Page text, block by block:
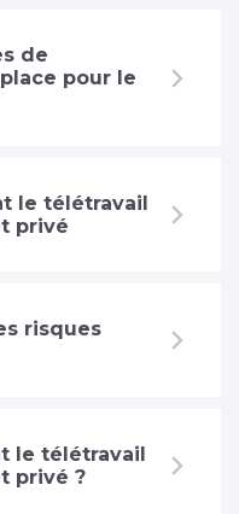
de
pour le
le télétravail
privé
risques
le télétravail
privé ?